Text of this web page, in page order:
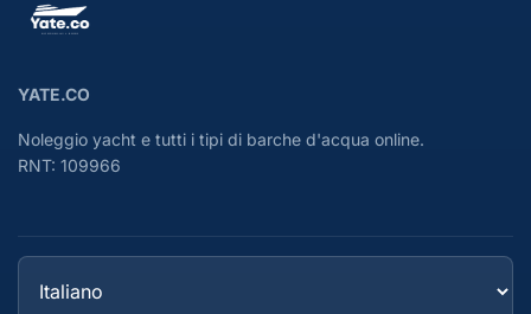
YATE.CO
Noleggio yacht e tutti i tipi di barche d'acqua online.
RNT: 109966